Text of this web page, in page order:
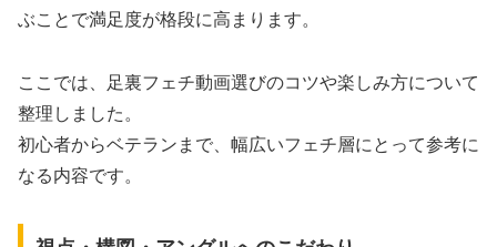
ぶことで満足度が格段に高まります。
ここでは、足裏フェチ動画選びのコツや楽しみ方について
整理しました。
初心者からベテランまで、幅広いフェチ層にとって参考に
なる内容です。